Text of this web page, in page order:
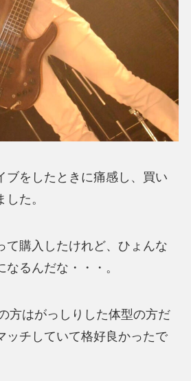
ブをしたときに痛感し、買い
た。
て購入したけれど、ひょんな
るんだな・・・。
方はがっしりした体型の方だ
ッチしていて格好良かったで